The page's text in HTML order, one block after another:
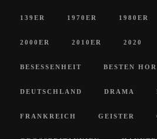
139ER 1970ER 1980ER
2000ER 2010ER 2020
BESESSENHEIT BESTEN
DEUTSCHLAND DRAMA
FRANKREICH GEISTER